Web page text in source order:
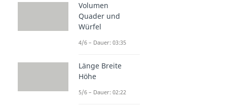
Volumen
Quader und
Würfel
4/6 – Dauer: 03:35
Länge Breite
Höhe
5/6 – Dauer: 02:22